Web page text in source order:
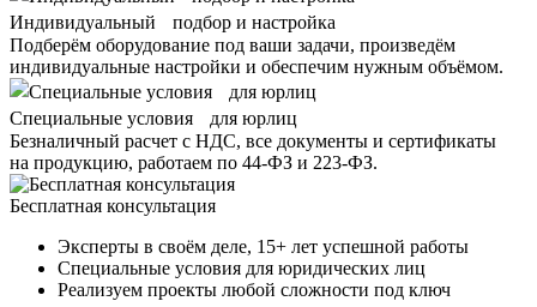
Индивидуальный подбор и настройка
Подберём оборудование под ваши задачи, произведём
индивидуальные настройки и обеспечим нужным объёмом.
Специальные условия для юрлиц
Безналичный расчет с НДС, все документы и сертификаты
на продукцию, работаем по 44-ФЗ и 223-ФЗ.
Бесплатная консультация
Эксперты в своём деле, 15+ лет успешной работы
Специальные условия для юридических лиц
Реализуем проекты любой сложности под ключ